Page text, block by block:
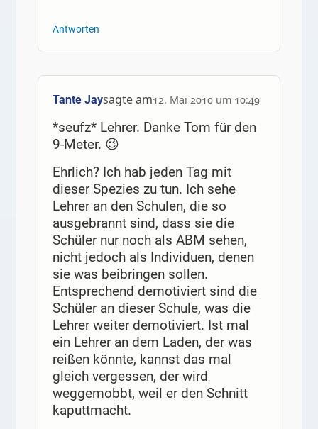
Antworten
Tante Jaysagte am12. Mai 2010 um 10:49
*seufz* Lehrer. Danke Tom für den
9-Meter. 😉
Ehrlich? Ich hab jeden Tag mit
dieser Spezies zu tun. Ich sehe
Lehrer an den Schulen, die so
ausgebrannt sind, dass sie die
Schüler nur noch als ABM sehen,
nicht jedoch als Individuen, denen
sie was beibringen sollen.
Entsprechend demotiviert sind die
Schüler an dieser Schule, was die
Lehrer weiter demotiviert. Ist mal
ein Lehrer an dem Laden, der was
reißen könnte, kannst das mal
gleich vergessen, der wird
weggemobbt, weil er den Schnitt
kaputtmacht.